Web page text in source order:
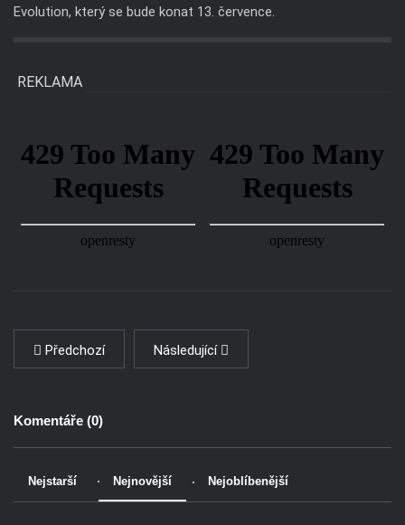
Evolution, který se bude konat 13. července.
REKLAMA
Předchozí Následující
Komentáře (0)
Nejstarší Nejnovější Nejoblíbenější